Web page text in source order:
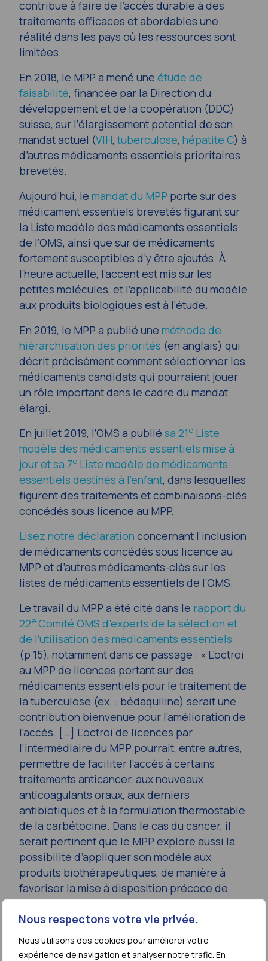
Nous respectons votre vie privée.
Nous utilisons des cookies pour améliorer votre
expérience de navigation et analyser notre trafic. En
contribue à faire de l’accès durable à des
traitements efficaces et abordables une
réalité dans les pays où les ressources sont
limitées.
En 2018, le MPP a mené une étude de
faisabilité, financée par la Direction du
développement et de la coopération (DDC)
suisse, sur l’élargissement potentiel de son
mandat actuel (VIH,tuberculose, hépatite C) à
d’autres médicaments essentiels prioritaires
brevetés.
Aujourd’hui, le mandat du MPP porte sur des
médicament essentiels brevetés figurant sur
la Liste modèle des médicaments essentiels
de l’OMS, ainsi que sur de médicaments
fortement susceptibles d’y être ajoutés. À
l’heure actuelle, l’accent est mis sur les
petites molécules, et l’applicabilité du modèle
aux produits biologiques est à l’étude.
En 2019, le MPP a publié une méthode de
hiérarchisation des priorités (en anglais) qui
décrit précisément comment sélectionner les
médicaments candidats qui pourraient jouer
un rôle important dans le cadre du mandat
élargi.
En juillet 2019, l’OMS a publié sa 21e Liste
modèle des médicaments essentiels mise à
jour et sa 7e Liste modèle de médicaments
essentiels destinés à l’enfant, dans lesquelles
figurent des traitements et combinaisons-clés
concédés sous licence au MPP.
Lisez notre déclaration concernant l’inclusion
de médicaments concédés sous licence au
MPP et d’autres médicaments-clés sur les
listes de médicaments essentiels de l’OMS.
Le travail du MPP a été cité dans le rapport du
22e Comité OMS d’experts de la sélection et
de l’utilisation des médicaments essentiels
(p 15), notamment dans ce passage : « L’octroi
au MPP de licences portant sur des
médicaments essentiels pour le traitement de
la tuberculose (ex. : bédaquiline) serait une
contribution bienvenue pour l’amélioration de
l’accès. […] L’octroi de licences par
l’intermédiaire du MPP pourrait, entre autres,
permettre de faciliter l’accès à certains
traitements anticancer, aux nouveaux
anticoagulants oraux, aux derniers
antibiotiques et à la formulation thermostable
de la carbétocine. Dans le cas du cancer, il
serait pertinent que le MPP explore aussi la
possibilité d’appliquer son modèle aux
produits biothérapeutiques, de manière à
favoriser la mise à disposition précoce de
médicaments biosimilaires au moyen
d’accords de licence volontaires dans les
pays à revenus faible et intermédiaire. »
2019